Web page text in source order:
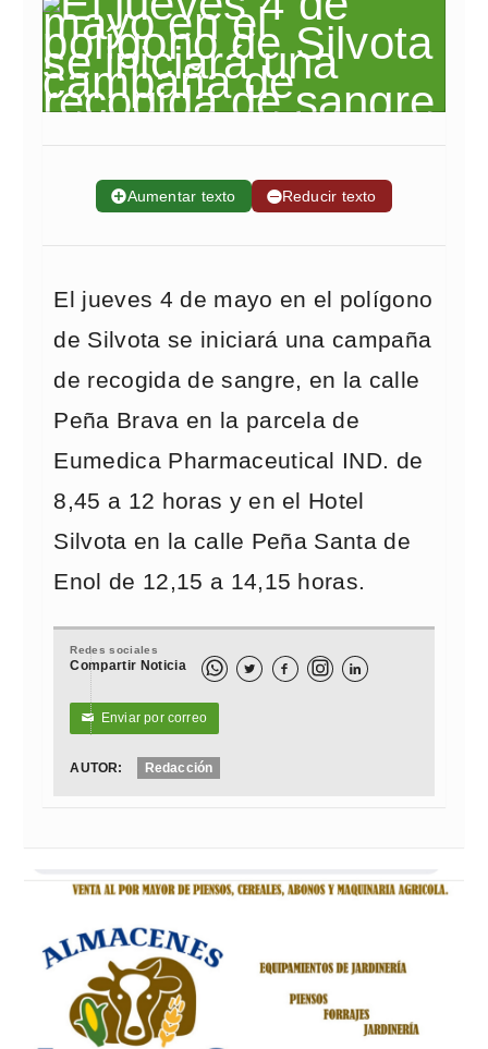
➕Aumentar texto ➖Reducir texto
El jueves 4 de mayo en el polígono
de Silvota se iniciará una campaña
de recogida de sangre, en la calle
Peña Brava en la parcela de
Eumedica Pharmaceutical IND. de
8,45 a 12 horas y en el Hotel
Silvota en la calle Peña Santa de
Enol de 12,15 a 14,15 horas.
Redes sociales
Compartir Noticia   
✉ Enviar por correo
AUTOR: Redacción